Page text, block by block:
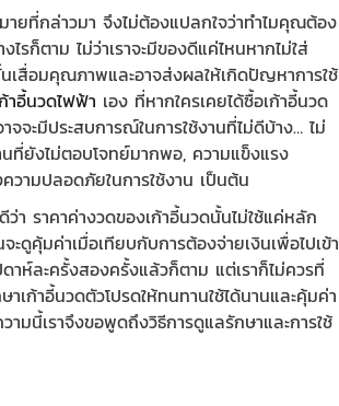
ยที่กล่าวมา จึงไม่ต้องแปลกใจว่าทำไมคุณต้อง
รก็ตาม ไม่ว่าเราจะมีของดีแค่ไหนหากไม่ใส่
เสื่อมคุณภาพและอาจส่งผลให้เกิดปัญหาการใช้
าอี้นวดไฟฟ้า เอง ที่หากใครเคยได้ซื้อเก้าอี้นวด
จจะมีประสบการณ์ในการใช้งานที่ไม่ดีบ้าง… ไม่
นที่ยังไม่ตอบโจทย์มากพอ, ความแข็งแรง
วามปลอดภัยในการใช้งาน เป็นต้น
ว่า ราคาค่างวดของเก้าอี้นวดนั้นไม่ใช้แค่หลัก
ดูคุ้มค่าเมื่อเทียบกับการต้องจ่ายเงินเพื่อไปเข้า
ห์ละครั้งสองครั้งแล้วก็ตาม แต่เราก็ไม่ควรที่
าเก้าอี้นวดตัวโปรดให้ทนทานใช้ได้นานและคุ้มค่า
มนี้เราจึงขอพูดถึงวิธีการดูแลรักษาและการใช้